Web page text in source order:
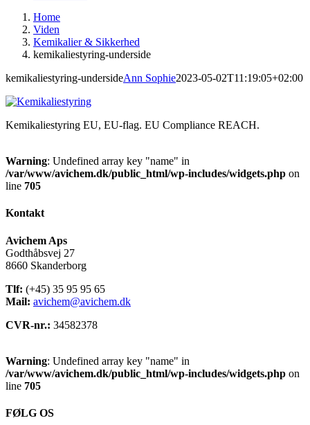
Home
Viden
Kemikalier & Sikkerhed
kemikaliestyring-underside
kemikaliestyring-undersideAnn Sophie2023-05-02T11:19:05+02:00
Kemikaliestyring EU, EU-flag. EU Compliance REACH.
Warning: Undefined array key "name" in
/var/www/avichem.dk/public_html/wp-includes/widgets.php on
line 705
Kontakt
Avichem Aps
Godthåbsvej 27
8660 Skanderborg
Tlf: (+45) 35 95 95 65
Mail: avichem@avichem.dk
CVR-nr.: 34582378
Warning: Undefined array key "name" in
/var/www/avichem.dk/public_html/wp-includes/widgets.php on
line 705
FØLG OS